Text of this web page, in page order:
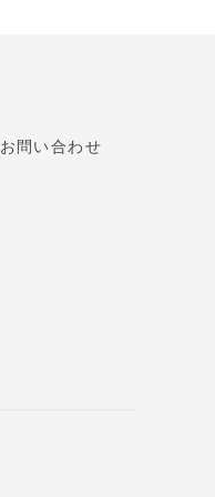
お問い合わせ